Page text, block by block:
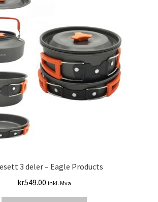
3 deler – Eagle Products
kr549.00 inkl. Mva